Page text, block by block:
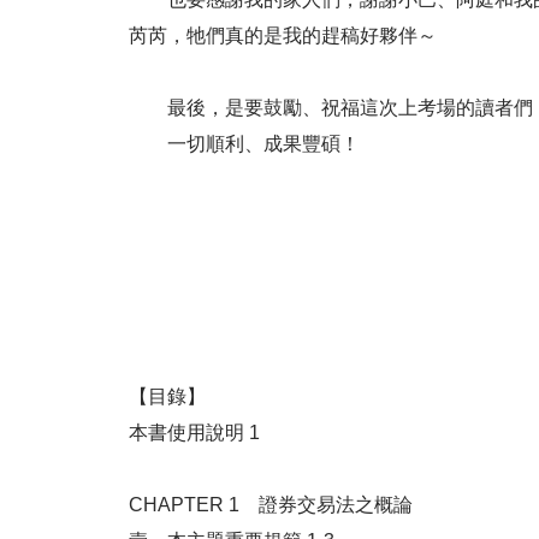
芮芮，牠們真的是我的趕稿好夥伴～
最後，是要鼓勵、祝福這次上考場的讀者們
一切順利、成果豐碩！
【目錄】
本書使用說明 1
CHAPTER 1 證券交易法之概論